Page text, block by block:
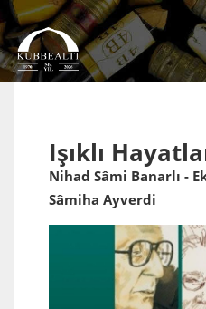
Işıklı
Nihad Sâmi Banarlı -
Sâmiha Ayverdi